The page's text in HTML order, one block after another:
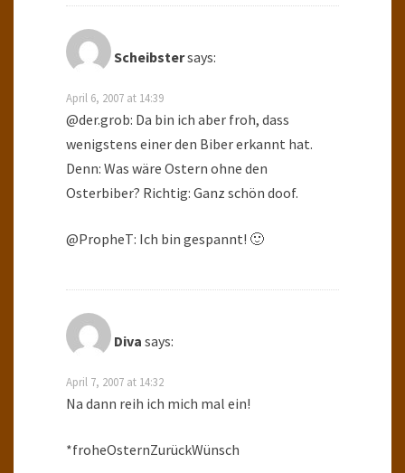
Scheibstersays:
April 6, 2007 at 14:39
@der.grob: Da bin ich aber froh, dass
wenigstens einer den Biber erkannt hat.
Denn: Was wäre Ostern ohne den
Osterbiber? Richtig: Ganz schön doof.
@PropheT: Ich bin gespannt! 🙂
Diva says:
April 7, 2007 at 14:32
Na dann reih ich mich mal ein!
*froheOsternZurückWünsch